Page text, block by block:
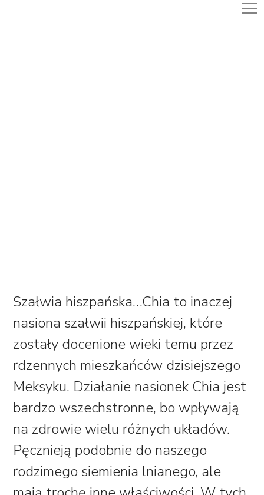
Szałwia hiszpańska…Chia to inaczej
nasiona szałwii hiszpańskiej, które
zostały docenione wieki temu przez
rdzennych mieszkańców dzisiejszego
Meksyku. Działanie nasionek Chia jest
bardzo wszechstronne, bo wpływają
na zdrowie wielu różnych układów.
Pęcznieją podobnie do naszego
rodzimego siemienia lnianego, ale